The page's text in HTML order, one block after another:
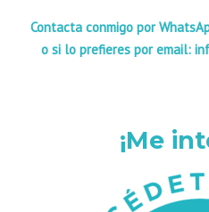
Contacta conmigo por
o si lo prefieres por email:
¡Me